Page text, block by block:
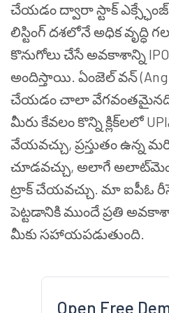
చేయడం ద్వారా స్టాక్
లిస్టింగ్ దశలోనే అధిక వృద్ధి
కొనుగోలు చేసే అవకాశాన్ని
అందిస్తాయి. ఏంజెల్ వన్
చేయడం చాలా
మీరు కేవలం కొన్ని క్లిక్‌లలో
వేయవచ్చు, ప్రస్తుతం
చూడవచ్చు, అలాగే
ట్రాక్ చేయవచ్చు. మా ఐపీఓ
పెట్టడానికి ముందే ప్రతి
మీకు సహాయపడుతుంది.
Open Free